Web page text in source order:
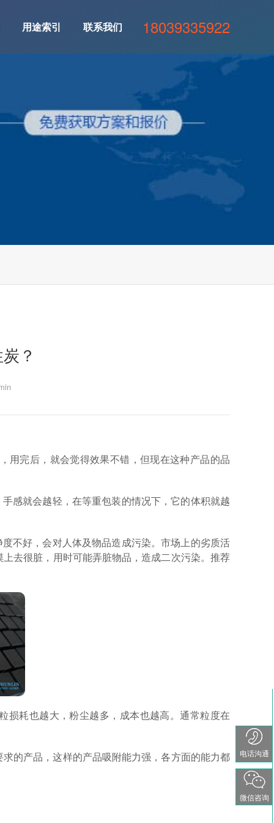
用途索引 联系我们 18039335922
？
用完后，就会觉得效果不错，但现在这种产品的品
感就会越轻，在等重包装的情况下，它的体积就越
不好，会对人体及物品造成污染。市场上的劣质活
去很脏，用时可能弄脏物品，造成二次污染。推荐
损耗也越大，粉尘越多，成本也越高。通常粒度在
的产品，这样的产品吸附能力强，各方面的能力都
电话沟通
微信咨询